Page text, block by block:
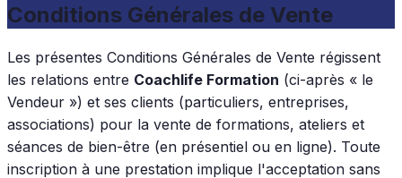
Conditions Générales de Vente
Les présentes Conditions Générales de Vente régissent
les relations entre Coachlife Formation (ci-après « le
Vendeur ») et ses clients (particuliers, entreprises,
associations) pour la vente de formations, ateliers et
séances de bien-être (en présentiel ou en ligne). Toute
inscription à une prestation implique l'acceptation sans